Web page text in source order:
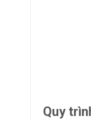
Quy